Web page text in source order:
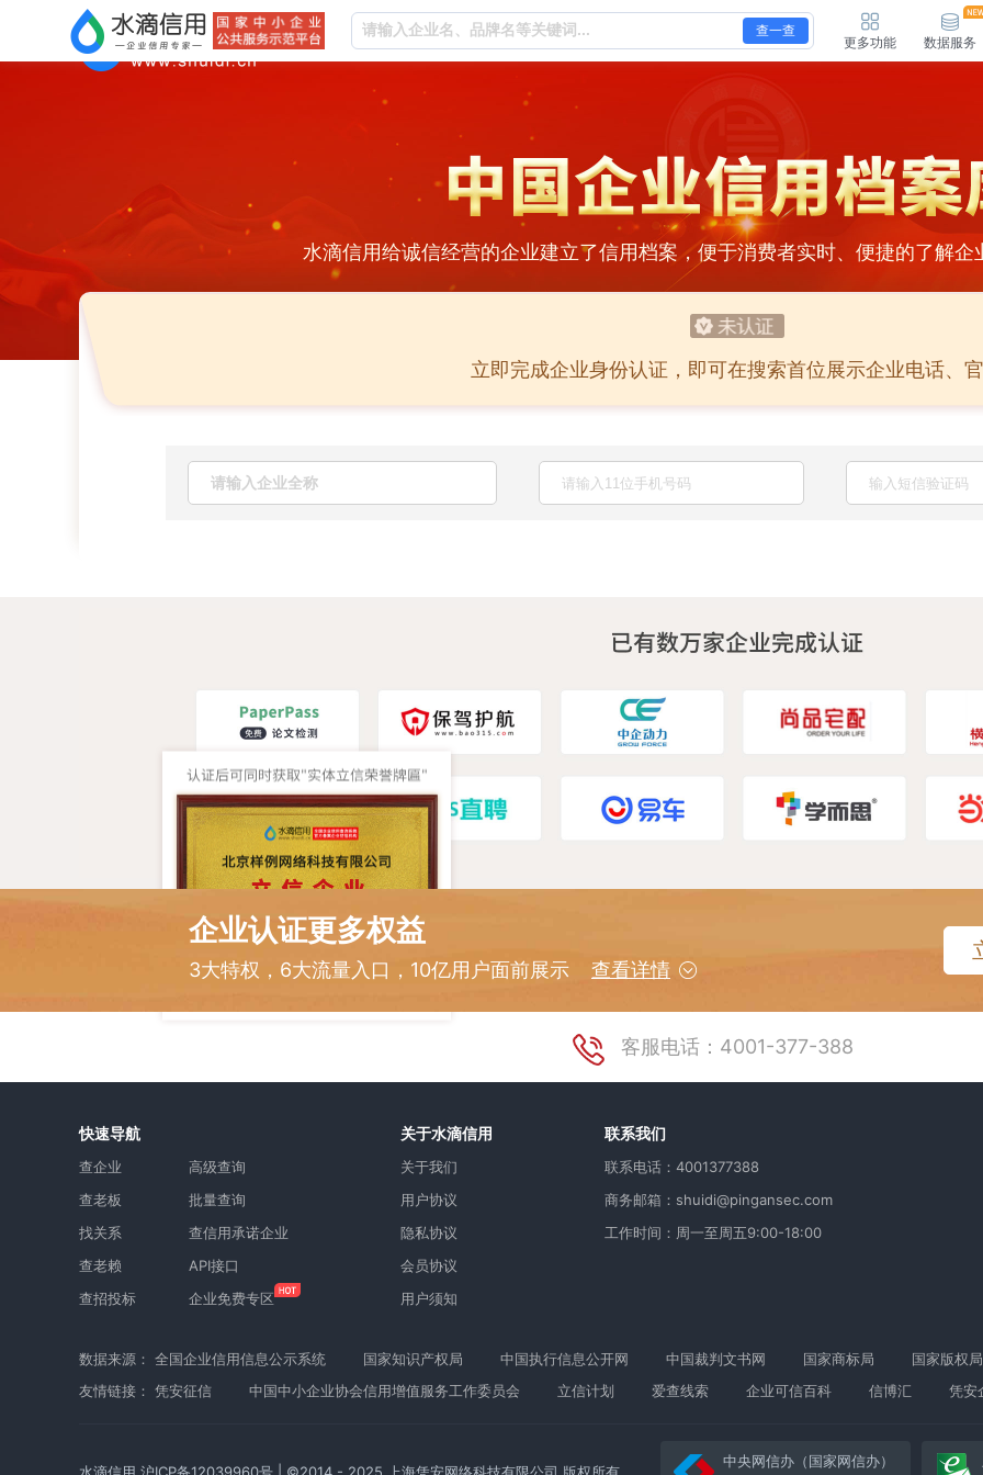
查一查
更多功能 数据服务
水滴信用给诚信经营的企业建立了信用档案，便于消费者实时、便捷的了解企
立即完成企业身份认证，即可在搜索首位展示企业电话、
企业认证更多权益
3大特权，6大流量入口，10亿用户面前展示 查看详情
客服电话：4001-377-388
快速导航
查企业
查老板
找关系
查老赖
查招投标
高级查询
批量查询
查信用承诺企业
API接口
企业免费专区
关于水滴信用
关于我们
用户协议
隐私协议
会员协议
用户须知
联系我们
联系电话：4001377388
商务邮箱：shuidi@pingansec.com
工作时间：周一至周五9:00-18:00
数据来源： 全国企业信用信息公示系统 国家知识产权局 中国执行信息公开网 中国裁判文书网 国家商标局
国家版权局
友情链接： 凭安征信 中国中小企业协会信用增值服务工作委员会 立信计划 爱查线索 企业可信百科 信博汇 凭安
水滴信用 沪ICP备12039960号 | ©2014 - 2025 上海凭安网络科技有限公司 版权所有
中央网信办（国家网信办）